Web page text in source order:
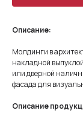
Описание:
Молдинги в
накладной
или дверной
фасада для
Описание